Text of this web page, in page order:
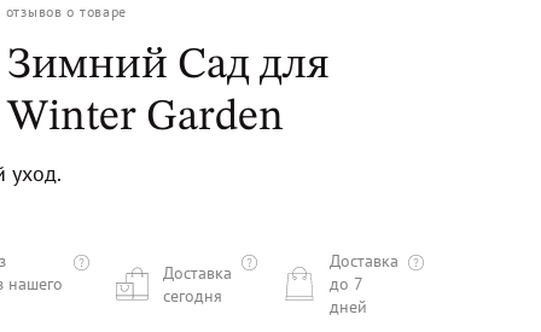
отзывов о товаре
Сад для
Garden
уход.
нашего
Доставка
сегодня
Доставка
до 7
дней